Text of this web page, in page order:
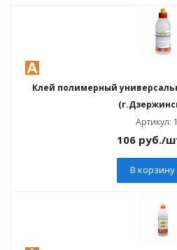
Клей полимерный
Артикул:
106 руб./
В корзину